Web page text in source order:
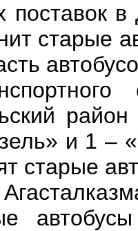
поставок
старые
и 1 –
старые